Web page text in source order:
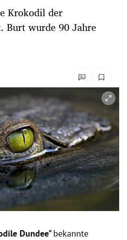
Krokodil der
Burt wurde 90 Jahre
Dundee"bekannte